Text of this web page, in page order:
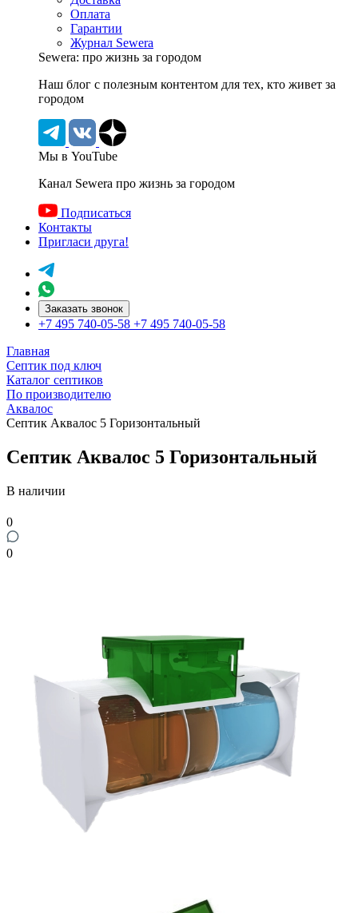
Оплата
Гарантии
Журнал Sewera
Sewera: про жизнь за городом
Наш блог c полезным контентом для тех, кто живет за
городом
Мы в YouTube
Канал Sewera про жизнь за городом
Подписаться
Контакты
Пригласи друга!
Заказать звонок
+7 495 740-05-58 +7 495 740-05-58
Главная
Септик под ключ
Каталог септиков
По производителю
Аквалос
Септик Аквалос 5 Горизонтальный
Септик Аквалос 5 Горизонтальный
В наличии
0
0